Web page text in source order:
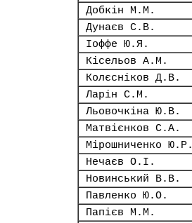
Добкін М.М.
Дунаєв С.В.
Іоффе Ю.Я.
Кісельов А.М.
Колєсніков Д.В.
Ларін С.М.
Льовочкіна Ю.В.
Матвієнков С.А.
Мірошниченко Ю.Р.
Нечаєв О.І.
Новинський В.В.
Павленко Ю.О.
Папієв М.М.